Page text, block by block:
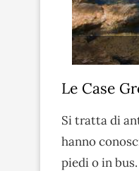
Le Case
Si tratta di
hanno
piedi o in